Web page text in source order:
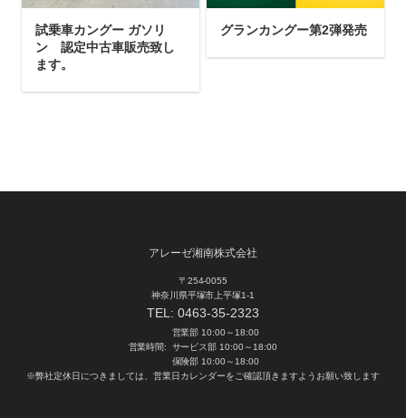
試乗車カングー ガソリ
ン 認定中古車販売致し
ます。
グランカングー第2弾発売
アレーゼ湘南株式会社
〒254-0055
神奈川県平塚市上平塚1-1
TEL:0463-35-2323
営業時間:
営業部 10:00～18:00
サービス部 10:00～18:00
保険部 10:00～18:00
※弊社定休日につきましては、営業日カレンダーをご確認頂きますようお願い致します